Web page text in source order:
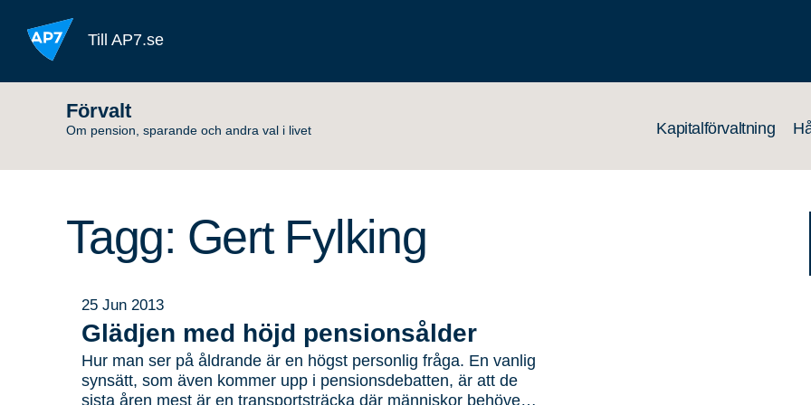
Till AP7.se
Förvalt
Om pension, sparande och andra val i livet Kapitalförvaltning
Tagg: Gert Fylking
25 Jun 2013
Glädjen med höjd pensionsålder
Hur man ser på åldrande är en högst personlig fråga. En vanlig
synsätt, som även kommer upp i pensionsdebatten, är att de
sista åren mest är en transportsträcka där människor behöver